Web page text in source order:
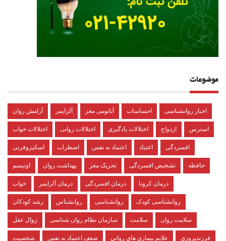
موضوعات
آرامش روان آلزایمر آناتومی مغز احساسات اخبار روانشناسی
اختلالات خواب اختلالات روانی اختلالات یادگیری ازدواج استرس
اسکیزوفرنی اضطراب اعتماد به نفس اعتیاد افسردگی
اوتیسم بهداشت روان تحریک مغز تشخیص افسردگی حافظه
خواب درمان آلزایمر درمان افسردگی درمان کرونا
رشد کودکان روانشناس روانشناسی روانشناسی کودک
زوال عقل سازمان نظام روان شناسی سلامت سلامت روان
شخصیت ضعف اعتماد به نفس علایم بیماری های روانی فرزندپروری